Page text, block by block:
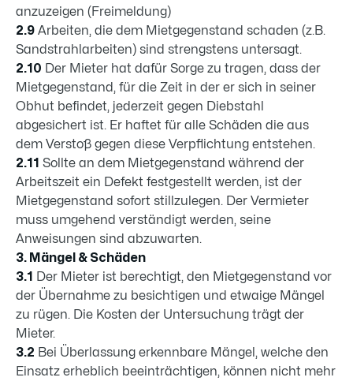
anzuzeigen (Freimeldung)
2.9 Arbeiten, die dem Mietgegenstand schaden (z.B.
Sandstrahlarbeiten) sind strengstens untersagt.
2.10 Der Mieter hat dafür Sorge zu tragen, dass der
Mietgegenstand, für die Zeit in der er sich in seiner
Obhut befindet, jederzeit gegen Diebstahl
abgesichert ist. Er haftet für alle Schäden die aus
dem Verstoß gegen diese Verpflichtung entstehen.
2.11 Sollte an dem Mietgegenstand während der
Arbeitszeit ein Defekt festgestellt werden, ist der
Mietgegenstand sofort stillzulegen. Der Vermieter
muss umgehend verständigt werden, seine
Anweisungen sind abzuwarten.
3. Mängel & Schäden
3.1
Der Mieter ist berechtigt, den Mietgegenstand vor
der Übernahme zu besichtigen und etwaige Mängel
zu rügen. Die Kosten der Untersuchung trägt der
Mieter.
3.2 Bei Überlassung erkennbare Mängel, welche den
Einsatz erheblich beeinträchtigen, können nicht mehr